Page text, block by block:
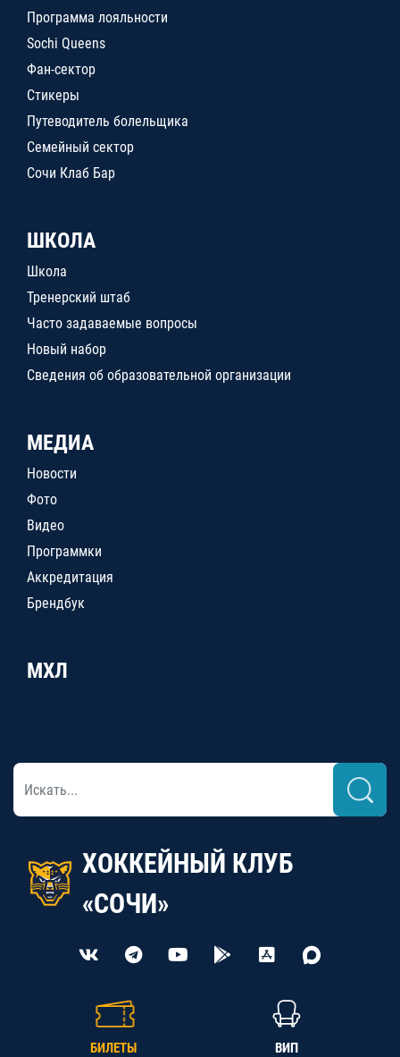
Программа лояльности
Sochi Queens
Фан-сектор
Стикеры
Путеводитель болельщика
Семейный сектор
Сочи Клаб Бар
ШКОЛА
Школа
Тренерский штаб
Часто задаваемые вопросы
Новый набор
Сведения об образовательной организации
МЕДИА
Новости
Фото
Видео
Программки
Аккредитация
Брендбук
МХЛ
ХОККЕЙНЫЙ КЛУБ
«СОЧИ»
БИЛЕТЫ ВИП